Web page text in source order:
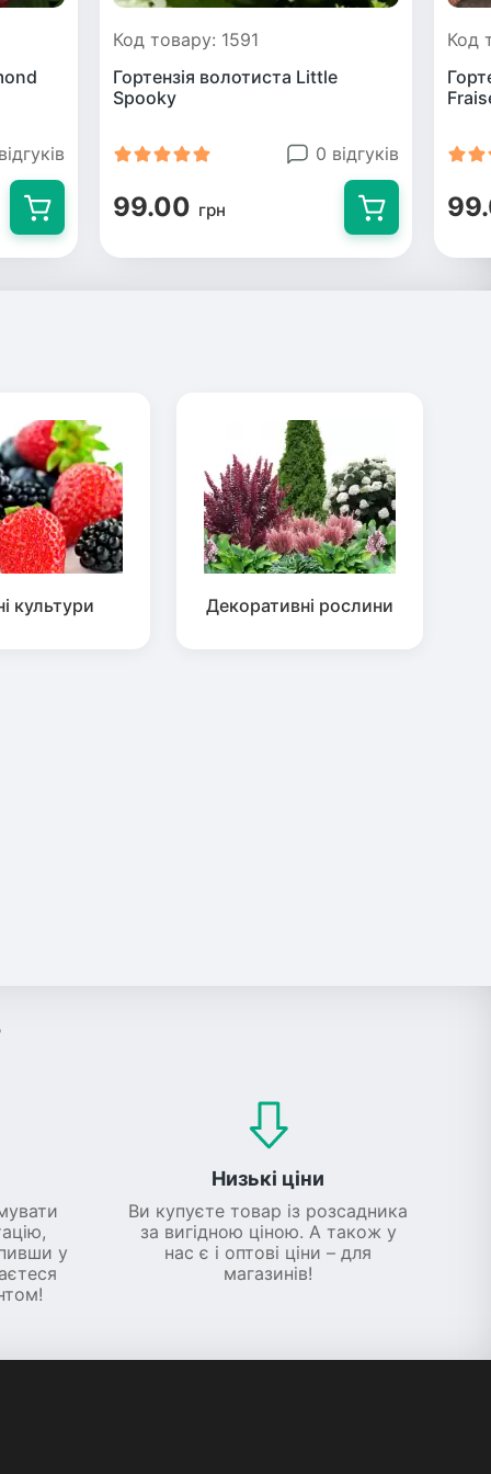
Код товару: 1591
Гортензія волотиста Little
Spoоky
0 відгуків
99.00 грн
Код
культури Декоративні рослини
у
Низькі ціни
Ви купуєте товар із розсадника
за вигідною ціною. А також у
нас є і оптові ціни – для
магазинів!